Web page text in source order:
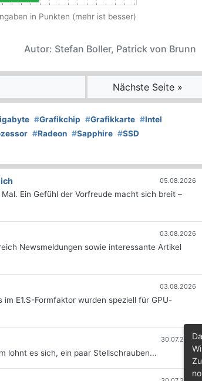
in Punkten (mehr ist besser)
Autor: Stefan Boller, Patrick von Brunn
Nächste Seite »
#Grafikchip #Grafikkarte #Intel
#Radeon #Sapphire #SSD
05.08.2026
Ein Gefühl der Vorfreude macht sich breit –
03.08.2026
Newsmeldungen sowie interessante Artikel
03.08.2026
E1.S-Formfaktor wurden speziell für GPU-
30.07.2026
lohnt es sich, ein paar Stellschrauben...